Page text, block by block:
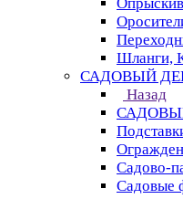
Шланги,
САДОВЫЙ
Назад
Садово-
Садовые